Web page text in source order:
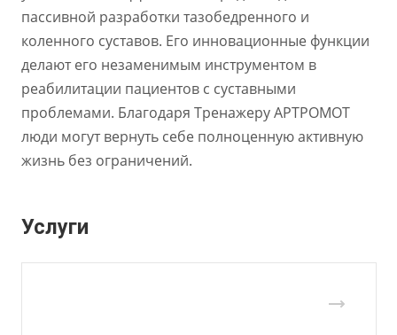
пассивной разработки тазобедренного и
коленного суставов. Его инновационные функции
делают его незаменимым инструментом в
реабилитации пациентов с суставными
проблемами. Благодаря Тренажеру АРТРОМОТ
люди могут вернуть себе полноценную активную
жизнь без ограничений.
Услуги